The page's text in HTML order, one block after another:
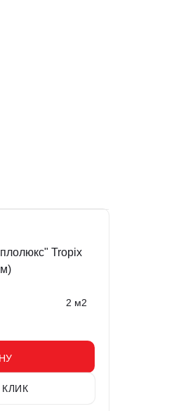
Tropix
2 м2